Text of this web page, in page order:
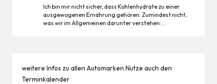
Ich bin mir nicht sicher, dass Kohlenhydrate zu einer
ausgewogenen Ernährung gehören. Zumindest nicht,
was wir im Allgemeinen darunter verstehen:…
weitere Infos zu allen Automarken Nutze auch den
Terminkalender